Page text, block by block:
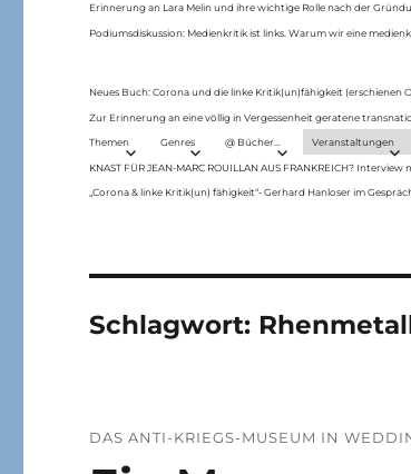
Erinnerung an Lara Melin und ihre wichtige Rolle nach der
Podiumsdiskussion: Medienkritik ist links. Warum wir eine
Neues Buch: Corona und die linke Kritik(un)fähigkeit (erschienen
Zur Erinnerung an eine völlig in Vergessenheit geratene
Themen Genres @ Bücher… Veranstaltungen
KNAST FÜR JEAN-MARC ROUILLAN AUS FRANKREICH?
„Corona & linke Kritik(un) fähigkeit“- Gerhard Hanloser im
Schlagwort:
DAS ANTI-KRIEGS-MUSEUM IN